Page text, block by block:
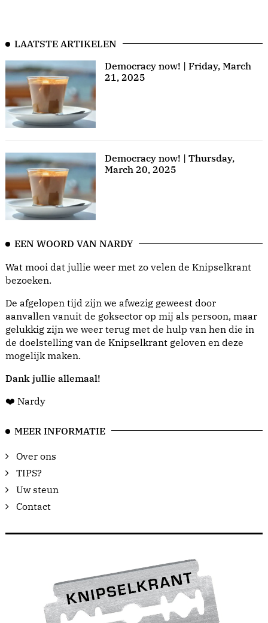
LAATSTE ARTIKELEN
Democracy now! | Friday, March
21, 2025
Democracy now! | Thursday,
March 20, 2025
EEN WOORD VAN NARDY
Wat mooi dat jullie weer met zo velen de Knipselkrant
bezoeken.
De afgelopen tijd zijn we afwezig geweest door
aanvallen vanuit de goksector op mij als persoon, maar
gelukkig zijn we weer terug met de hulp van hen die in
de doelstelling van de Knipselkrant geloven en deze
mogelijk maken.
Dank jullie allemaal!
❤️ Nardy
MEER INFORMATIE
Over ons
TIPS?
Uw steun
Contact